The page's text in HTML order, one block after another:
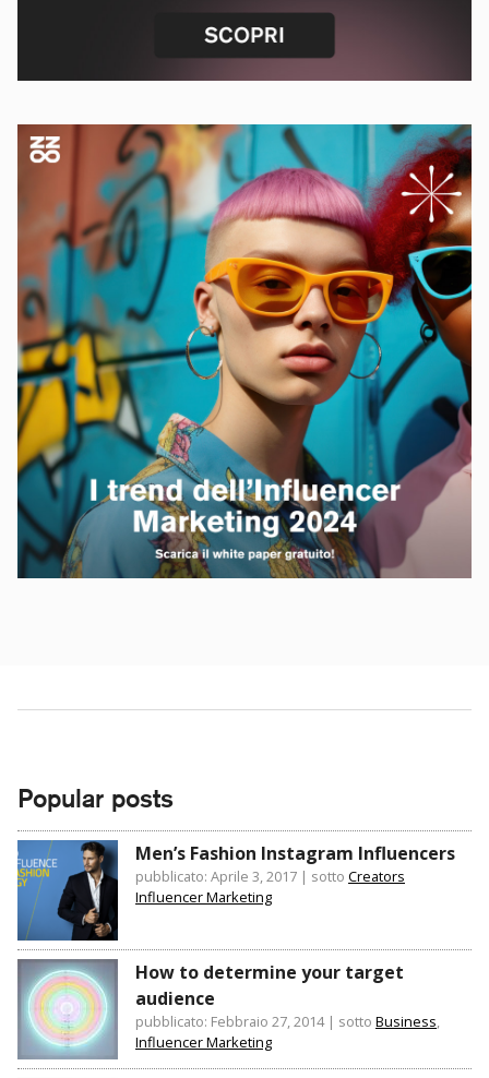
Popular posts
Men’s Fashion Instagram Influencers
pubblicato: Aprile 3, 2017 | sotto Creators
Influencer Marketing
How to determine your target
audience
pubblicato: Febbraio 27, 2014| sotto Business,
Influencer Marketing